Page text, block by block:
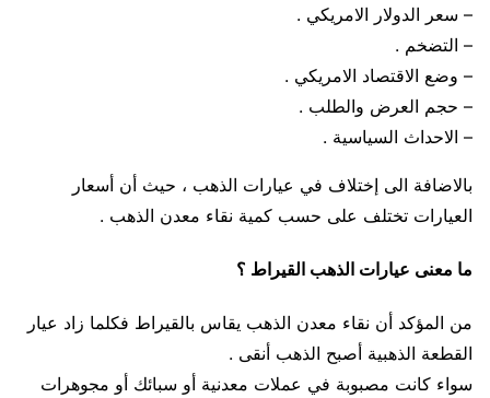
– سعر الدولار الامريكي .
– التضخم .
– وضع الاقتصاد الامريكي .
– حجم العرض والطلب .
– الاحداث السياسية .
بالاضافة الى إختلاف في عيارات الذهب ، حيث أن أسعار
العيارات تختلف على حسب كمية نقاء معدن الذهب .
ما معنى عيارات الذهب القيراط ؟
من المؤكد أن نقاء معدن الذهب يقاس بالقيراط فكلما زاد عيار
القطعة الذهبية أصبح الذهب أنقى .
سواء كانت مصبوبة في عملات معدنية أو سبائك أو مجوهرات